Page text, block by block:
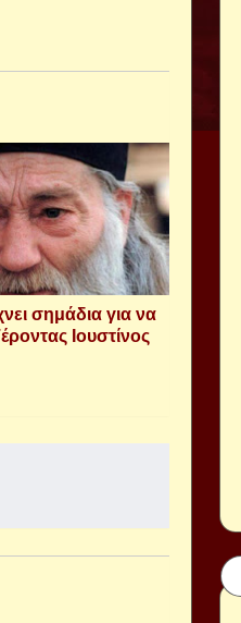
σημάδια για να
Ιουστίνος